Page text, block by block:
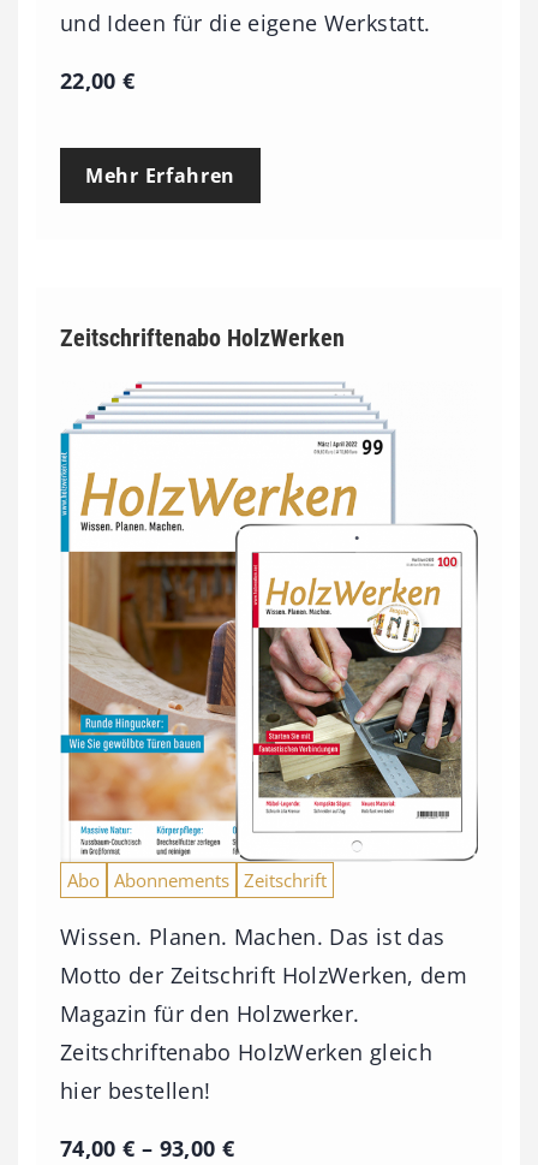
und Ideen für die eigene Werkstatt.
22,00€
Mehr Erfahren
Zeitschriftenabo HolzWerken
Abo Abonnements Zeitschrift
Wissen. Planen. Machen. Das ist das
Motto der Zeitschrift HolzWerken, dem
Magazin für den Holzwerker.
Zeitschriftenabo HolzWerken gleich
hier bestellen!
74,00€ – 93,00 €P